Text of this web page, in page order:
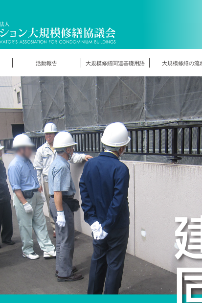
活動報告 大規模修繕関連基礎用語 大規模修繕の流